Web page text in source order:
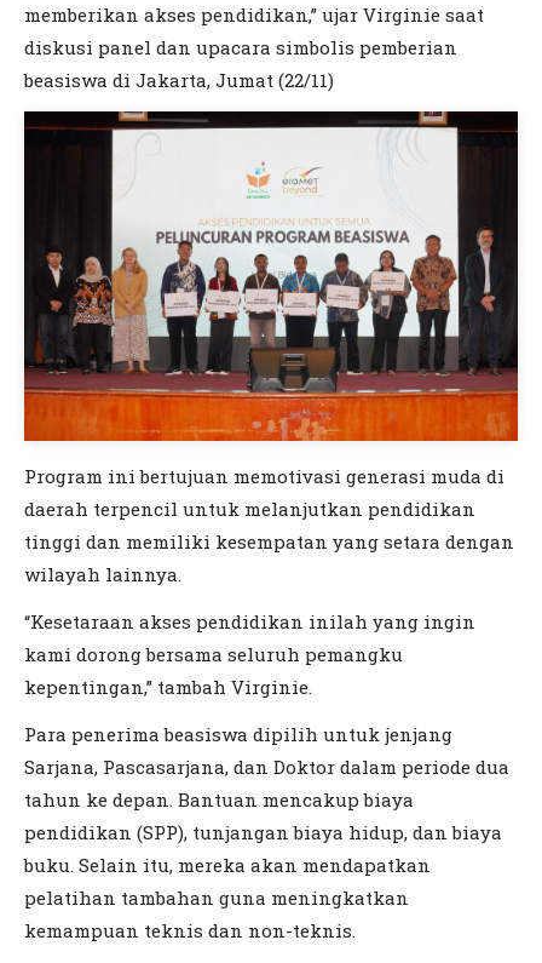
memberikan akses pendidikan,” ujar Virginie saat
diskusi panel dan upacara simbolis pemberian
beasiswa di Jakarta, Jumat (22/11)
Program ini bertujuan memotivasi generasi muda di
daerah terpencil untuk melanjutkan pendidikan
tinggi dan memiliki kesempatan yang setara dengan
wilayah lainnya.
“Kesetaraan akses pendidikan inilah yang ingin
kami dorong bersama seluruh pemangku
kepentingan,” tambah Virginie.
Para penerima beasiswa dipilih untuk jenjang
Sarjana, Pascasarjana, dan Doktor dalam periode dua
tahun ke depan. Bantuan mencakup biaya
pendidikan (SPP), tunjangan biaya hidup, dan biaya
buku. Selain itu, mereka akan mendapatkan
pelatihan tambahan guna meningkatkan
kemampuan teknis dan non-teknis.